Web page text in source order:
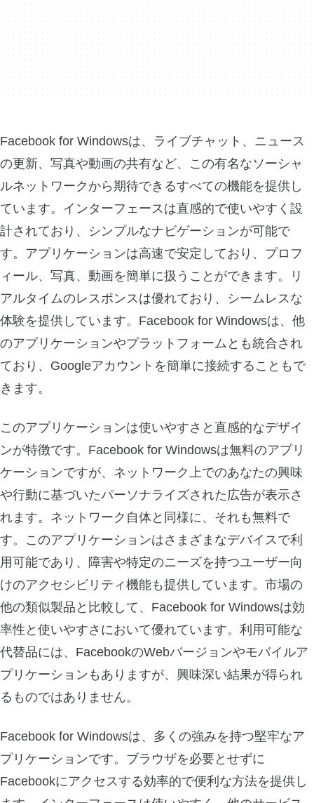
Facebook for Windowsは、ライブチャット、ニュース
の更新、写真や動画の共有など、この有名なソーシャ
ルネットワークから期待できるすべての機能を提供し
ています。インターフェースは直感的で使いやすく設
計されており、シンプルなナビゲーションが可能で
す。アプリケーションは高速で安定しており、プロフ
ィール、写真、動画を簡単に扱うことができます。リ
アルタイムのレスポンスは優れており、シームレスな
体験を提供しています。Facebook for Windowsは、他
のアプリケーションやプラットフォームとも統合され
ており、Googleアカウントを簡単に接続することもで
きます。
このアプリケーションは使いやすさと直感的なデザイ
ンが特徴です。Facebook for Windowsは無料のアプリ
ケーションですが、ネットワーク上でのあなたの興味
や行動に基づいたパーソナライズされた広告が表示さ
れます。ネットワーク自体と同様に、それも無料で
す。このアプリケーションはさまざまなデバイスで利
用可能であり、障害や特定のニーズを持つユーザー向
けのアクセシビリティ機能も提供しています。市場の
他の類似製品と比較して、Facebook for Windowsは効
率性と使いやすさにおいて優れています。利用可能な
代替品には、FacebookのWebバージョンやモバイルア
プリケーションもありますが、興味深い結果が得られ
るものではありません。
Facebook for Windowsは、多くの強みを持つ堅牢なア
プリケーションです。ブラウザを必要とせずに
Facebookにアクセスする効率的で便利な方法を提供し